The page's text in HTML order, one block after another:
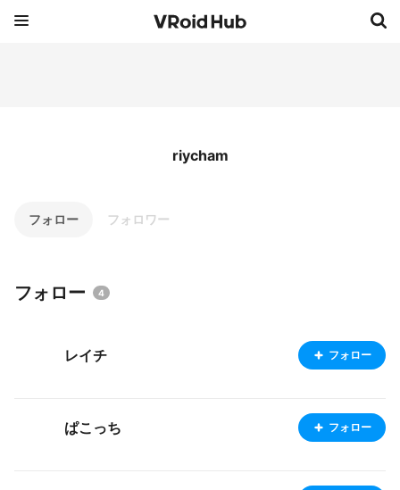
riycham
フォロー フォロワー
フォロー 4
レイチ フォロー
ぱこっち フォロー